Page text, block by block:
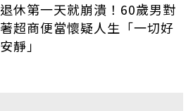
退休第一天就崩潰！60歲男對
著超商便當懷疑人生「一切好
安靜」